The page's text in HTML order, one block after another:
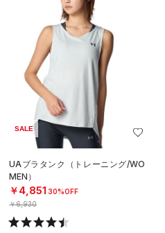
SALE
UAブラタンク（トレーニング/WO
MEN）
￥4,851 30%OFF
￥6,930